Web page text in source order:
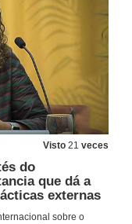
Visto 21 veces
do
que dá a
externas
sobre o